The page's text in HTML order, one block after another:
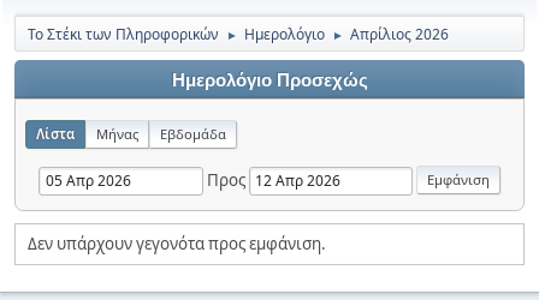
Το Στέκι των Πληροφορικών ► Ημερολόγιο ► Απρίλιος 2026
Ημερολόγιο Προσεχώς
Λίστα Μήνας Εβδομάδα
Προς
Δεν υπάρχουν γεγονότα προς εμφάνιση.